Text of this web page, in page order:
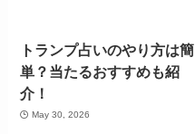
トランプ占いのやり方は簡
単？当たるおすすめも紹
介！
May 30, 2026